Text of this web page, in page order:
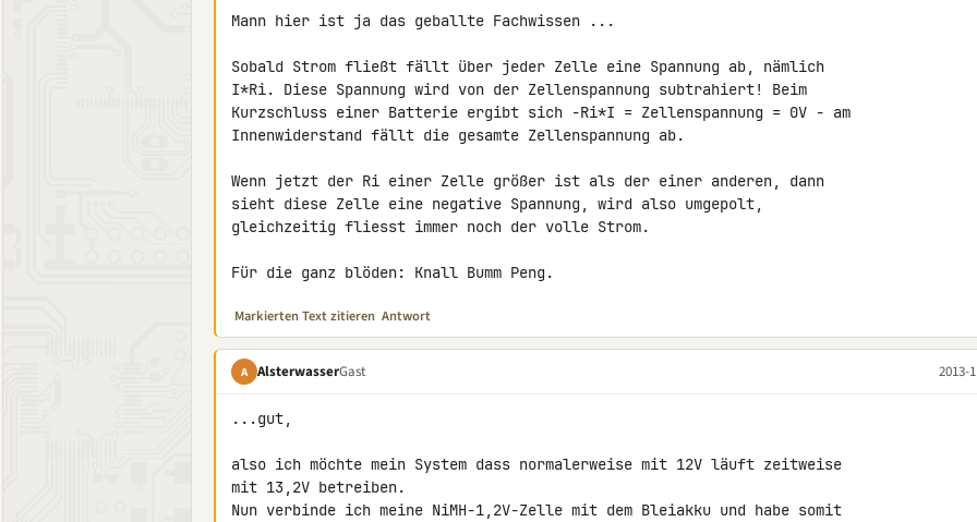
Mann hier ist ja das geballte Fachwissen ...
Sobald Strom fließt fällt über jeder Zelle eine Spannung ab, nämlich
I*Ri. Diese Spannung wird von der Zellenspannung subtrahiert! Beim
Kurzschluss einer Batterie ergibt sich -Ri*I = Zellenspannung = 0V - am
Innenwiderstand fällt die gesamte Zellenspannung ab.
Wenn jetzt der Ri einer Zelle größer ist als der einer anderen, dann
sieht diese Zelle eine negative Spannung, wird also umgepolt,
gleichzeitig fliesst immer noch der volle Strom.
Für die ganz blöden: Knall Bumm Peng.
Markierten Text zitieren Antwort
A AlsterwasserGast 2013-
...gut,
also ich möchte mein System dass normalerweise mit 12V läuft zeitweise
mit 13,2V betreiben.
Nun verbinde ich meine NiMH-1,2V-Zelle mit dem Bleiakku und habe somit